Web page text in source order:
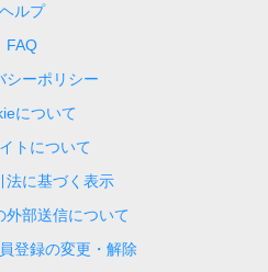
ヘルプ
FAQ
シーポリシー
について
トについて
法に基づく表示
外部送信について
登録の変更・解除